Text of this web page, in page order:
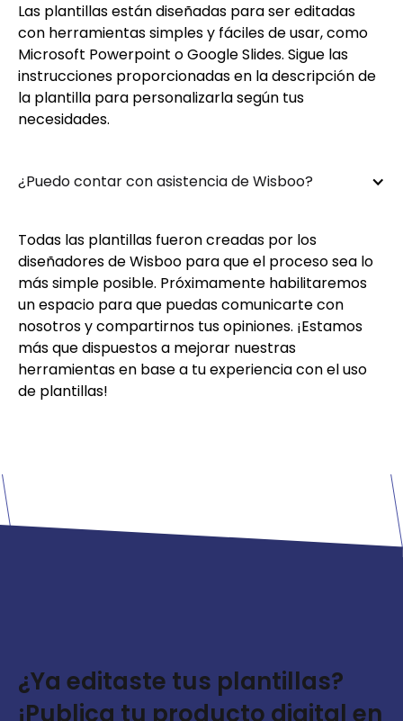
Las plantillas están diseñadas para ser editadas
con herramientas simples y fáciles de usar, como
Microsoft Powerpoint o Google Slides. Sigue las
instrucciones proporcionadas en la descripción de
la plantilla para personalizarla según tus
necesidades.
¿Puedo contar con asistencia de Wisboo?
Todas las plantillas fueron creadas por los
diseñadores de Wisboo para que el proceso sea lo
más simple posible. Próximamente habilitaremos
un espacio para que puedas comunicarte con
nosotros y compartirnos tus opiniones. ¡Estamos
más que dispuestos a mejorar nuestras
herramientas en base a tu experiencia con el uso
de plantillas!
¿Ya editaste tus plantillas?
¡Publica tu producto digital en